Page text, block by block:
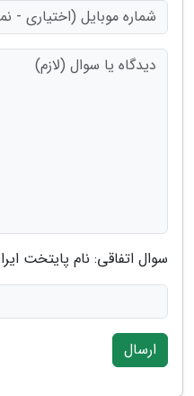
سوال اتفاقی: نام پایتخت
ارسال